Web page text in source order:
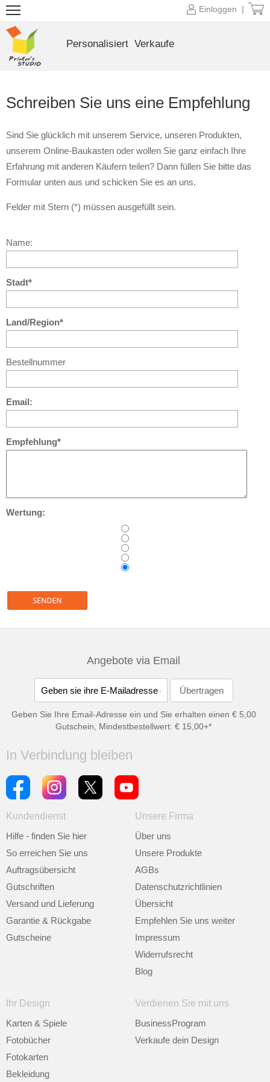
Schreiben Sie uns eine Empfehlung
Sind Sie glücklich mit unserem Service, unseren Produkten,
unserem Online-Baukasten oder wollen Sie ganz einfach Ihre
Erfahrung mit anderen Käufern teilen? Dann füllen Sie bitte das
Formular unten aus und schicken Sie es an uns.
Felder mit Stern (*) müssen ausgefüllt sein.
Name:
Stadt*
Land/Region*
Bestellnummer
Email:
Empfehlung*
Wertung:
Angebote via Email
Geben Sie Ihre Email-Adresse ein und Sie erhalten einen € 5,00
Gutschein, Mindestbestellwert: € 15,00+*
In Verbindung bleiben
Kundendienst
Hilfe - finden Sie hier
So erreichen Sie uns
Auftragsübersicht
Gutschriften
Versand und Lieferung
Garantie & Rückgabe
Gutscheine
Unsere Firma
Über uns
Unsere Produkte
AGBs
Datenschutzrichtlinien
Übersicht
Empfehlen Sie uns weiter
Impressum
Widerrufsrecht
Blog
Ihr Design
Karten & Spiele
Fotobücher
Fotokarten
Bekleidung
Verdienen Sie mit uns
BusinessProgram
Verkaufe dein Design
Einloggen |
Personalisiert Verkaufe